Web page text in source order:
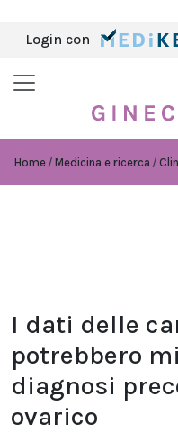
Login con
Home Medicina e ricerca
I dati delle
potrebbero
diagnosi
ovarico